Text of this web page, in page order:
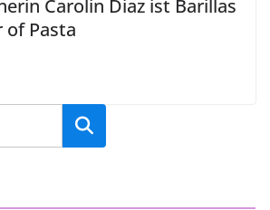
Carolin Diaz ist Barillas
of Pasta